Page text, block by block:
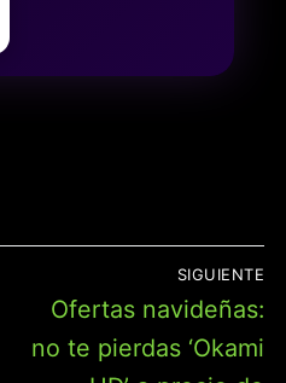
SIGUIENTE
Entrada
siguiente:
Ofertas navideñas:
no te pierdas ‘Okami